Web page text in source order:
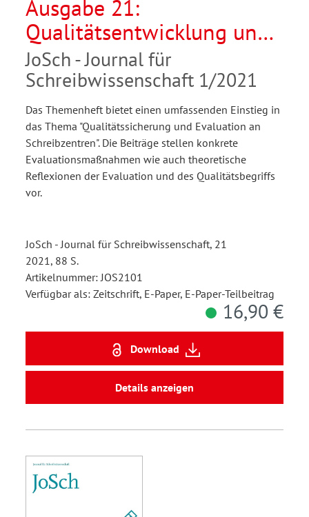
Ausgabe 21:
Qualitätsentwicklung und
Qualitätssicherung in der
Schreibzentrumsarbeit
JoSch - Journal für
Schreibwissenschaft 1/2021
Das Themenheft bietet einen umfassenden Einstieg in
das Thema "Qualitätssicherung und Evaluation an
Schreibzentren". Die Beiträge stellen konkrete
Evaluationsmaßnahmen wie auch theoretische
Reflexionen der Evaluation und des Qualitätsbegriffs
vor.
JoSch - Journal für Schreibwissenschaft, 21
2021, 88 S.
Artikelnummer: JOS2101
Verfügbar als: Zeitschrift, E-Paper, E-Paper-Teilbeitrag
16,90 €
Download
Details anzeigen